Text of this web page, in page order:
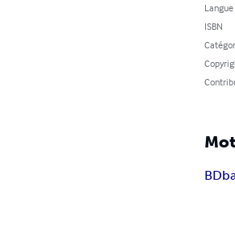
Langue
ISBN
BD